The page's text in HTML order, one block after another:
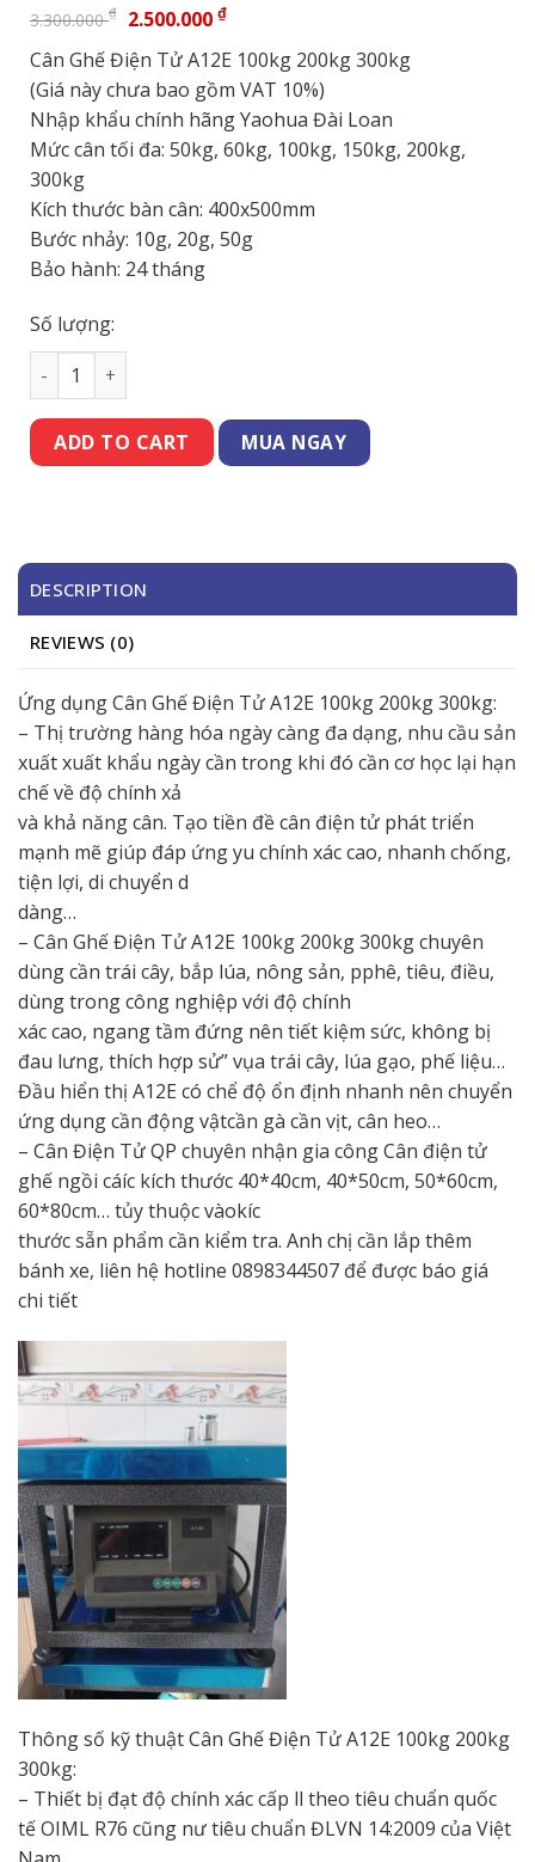
3.300.000₫ 2.500.000₫
Cân Ghế Điện Tử A12E 100kg 200kg 300kg
(Giá này chưa bao gồm VAT 10%)
Nhập khẩu chính hãng Yaohua Đài Loan
Mức cân tối đa: 50kg, 60kg, 100kg, 150kg, 200kg,
300kg
Kích thước bàn cân: 400x500mm
Bước nhảy: 10g, 20g, 50g
Bảo hành: 24 tháng
Số lượng:
Cân Ghế Điện Tử A12E 100kg 200kg 300kg quantity
ADD TO CART MUA NGAY
DESCRIPTION
REVIEWS (0)
Ứng dụng Cân Ghế Điện Tử A12E 100kg 200kg 300kg:
– Thị trường hàng hóa ngày càng đa dạng, nhu cầu sản
xuất xuất khẩu ngày cần trong khi đó cần cơ học lại hạn
chế về độ chính xả
và khả năng cân. Tạo tiền đề cân điện tử phát triển
mạnh mẽ giúp đáp ứng yu chính xác cao, nhanh chống,
tiện lợi, di chuyển d
dàng…
– Cân Ghế Điện Tử A12E 100kg 200kg 300kg chuyên
dùng cần trái cây, bắp lúa, nông sản, pphê, tiêu, điều,
dùng trong công nghiệp với độ chính
xác cao, ngang tầm đứng nên tiết kiệm sức, không bị
đau lưng, thích hợp sử” vụa trái cây, lúa gạo, phế liệu…
Đầu hiển thị A12E có chể độ ổn định nhanh nên chuyển
ứng dụng cần động vậtcần gà cần vịt, cân heo…
– Cân Điện Tử QP chuyên nhận gia công Cân điện tử
ghế ngồi cáíc kích thước 40*40cm, 40*50cm, 50*60cm,
60*80cm… tủy thuộc vàokíc
thước sẵn phẩm cần kiểm tra. Anh chị cần lắp thêm
bánh xe, liên hệ hotline 0898344507 để được báo giá
chi tiết
Thông số kỹ thuật Cân Ghế Điện Tử A12E 100kg 200kg
300kg:
– Thiết bị đạt độ chính xác cấp ll theo tiêu chuẩn quốc
tế OIML R76 cũng nư tiêu chuẩn ĐLVN 14:2009 của Việt